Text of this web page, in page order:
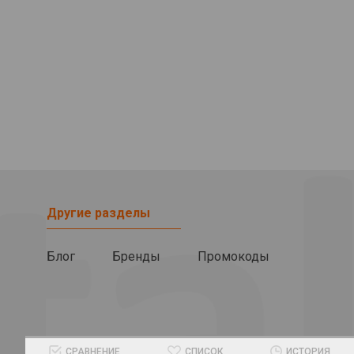
Другие разделы
Блог Бренды Промокоды
СРАВНЕНИЕ СПИСОК ИСТОРИЯ